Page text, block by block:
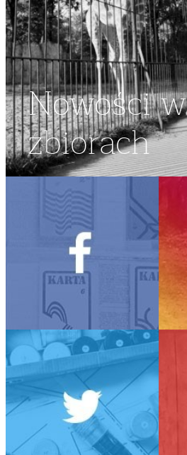
Nowości w
zbiorach